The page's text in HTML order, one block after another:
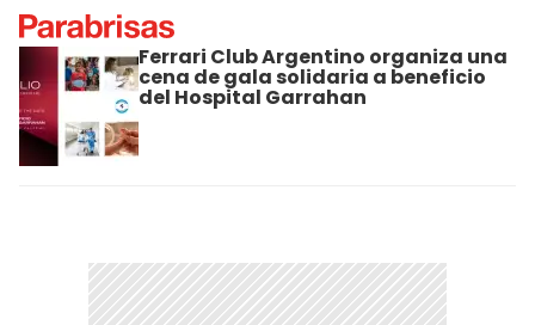
Ferrari Club Argentino organiza una
cena de gala solidaria a beneficio
del Hospital Garrahan